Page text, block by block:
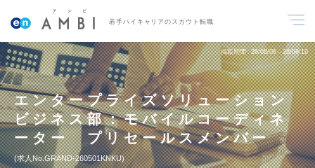
若手ハイキャリアのスカウト転職
掲載期間 26/08/06～26/08/19
エンタープライズソリューション
ビジネス部：モバイルコーディネ
ーター プリセールスメンバー
求人No.GRAND-260501KNKU